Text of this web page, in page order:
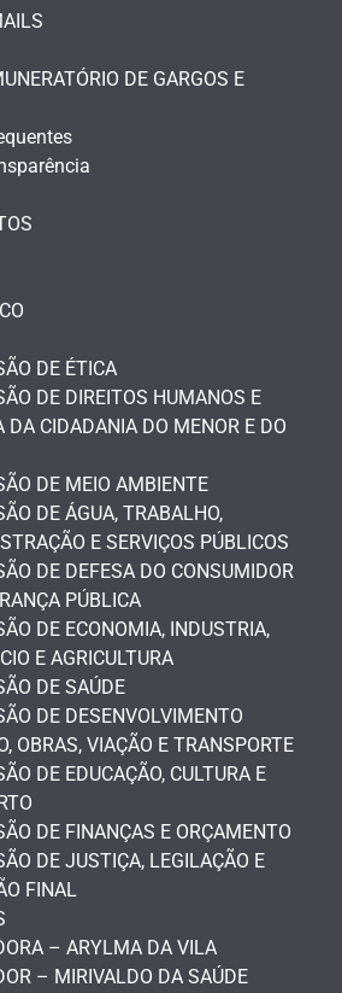
DE GARGOS E
DE ÉTICA
DE DIREITOS HUMANOS E
DA CIDADANIA DO MENOR E DO
DE MEIO AMBIENTE
DE ÁGUA, TRABALHO,
E SERVIÇOS PÚBLICOS
DE DEFESA DO CONSUMIDOR
PÚBLICA
DE ECONOMIA, INDUSTRIA,
E AGRICULTURA
DE SAÚDE
DE DESENVOLVIMENTO
OBRAS, VIAÇÃO E TRANSPORTE
DE EDUCAÇÃO, CULTURA E
DE FINANÇAS E ORÇAMENTO
DE JUSTIÇA, LEGILAÇÃO E
FINAL
– ARYLMA DA VILA
– MIRIVALDO DA SAÚDE